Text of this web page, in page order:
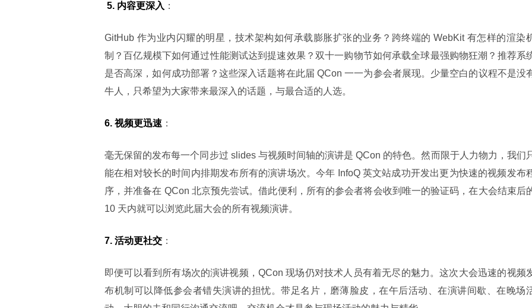
5. 内容更深入 ：
GitHub 作为业内闪耀的明星，技术架构如何承载膨胀扩张的业务？跨终端的 WebKit 有怎样的渲染
制？百亿规模下如何通过性能测试达到提速效果？双十一购物节如何承载全球最强购物狂潮？推荐系
是否高深，如何成功部署？这些深入话题将在此届 QCon 一一为参会者展现。少量空白的议程不是没
牛人，只希望为大家带来最深入的话题，与最合适的人选。
6. 视频更迅速 ：
毫无保留的发布每一个同步过 slides 与视频时间轴的演讲是 QCon 的特色。然而限于人力物力，我们
能在相对较长的时间内排期发布所有的演讲场次。今年 InfoQ 英文站成功开发出更为快速的视频发布
序，并准备在 QCon 北京预先尝试。借此便利，所有的参会者将会收到唯一的验证码，在大会结束后
10 天内就可以浏览此届大会的所有视频演讲。
7. 活动更社交 ：
即便可以看到所有场次的演讲视频，QCon 现场仍对技术人员有着无尽的魅力。这次大会迅速的视频
布机制可以降低参会者错失演讲的担忧。带足名片，磨薄脸皮，在午后活动、在演讲间歇、在晚场